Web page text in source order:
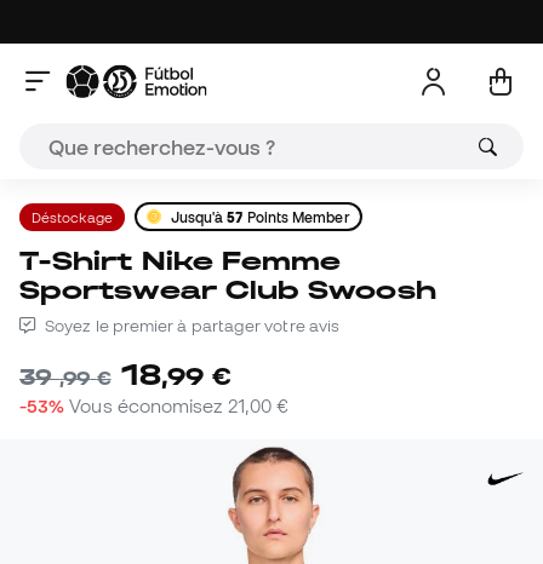
Déstockage Jusqu'à57 Points Member
T-Shirt Nike Femme
Sportswear Club Swoosh
Soyez le premier à partager votre avis
39,99 € 18,99 €
-53% Vous économisez 21,00 €